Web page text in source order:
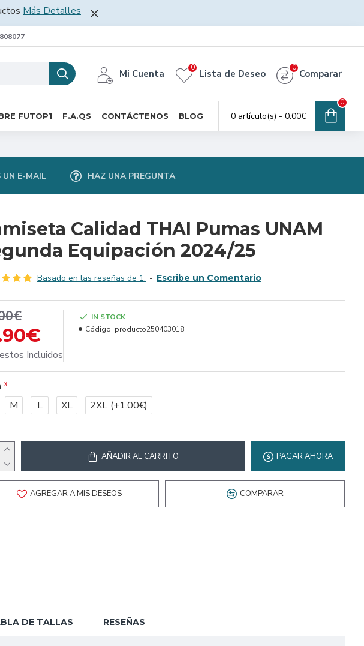
Más Detalles
Mi Cuenta Lista de Deseo
0
Comparar
0
FUTOP1 F.A.QS CONTÁCTENOS BLOG 0 artículo(s) - 0.00€
0
UN E-MAIL HAZ UNA PREGUNTA
Calidad THAI Pumas UNAM
Equipación 2024/25
Basado en las reseñas de 1. - Escribe un Comentario
Incluidos
IN STOCK
Código: producto250403018
M L XL 2XL (+1.00€)
AÑADIR AL CARRITO PAGAR AHORA
AGREGAR A MIS DESEOS COMPARAR
DE TALLAS RESEÑAS